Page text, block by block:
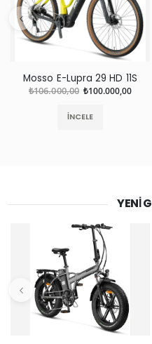
Mosso E-Lupra 29 HD 11S
₺106.000,00 ₺100.000,00
İNCELE
YENI